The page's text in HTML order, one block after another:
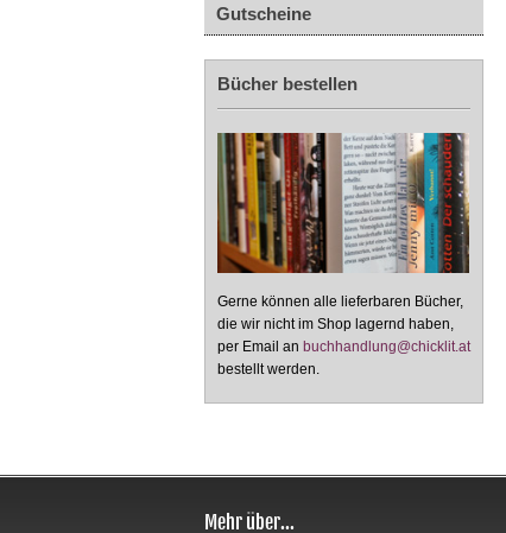
Gutscheine
Bücher bestellen
Gerne können alle lieferbaren Bücher,
die wir nicht im Shop lagernd haben,
per Email an buchhandlung@chicklit.at
bestellt werden.
Mehr über...